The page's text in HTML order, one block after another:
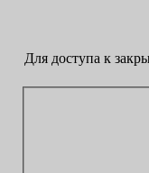
Для доступа к